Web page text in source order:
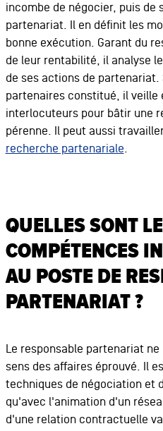
incombe de négocier, puis de
partenariat. Il en définit les
bonne exécution. Garant du
de leur rentabilité, il analyse
de ses actions de partenariat.
partenaires constitué, il veille
interlocuteurs pour bâtir une
pérenne. Il peut aussi
recherche partenariale.
QUELLES SONT
COMPÉTENCES
AU POSTE DE
PARTENARIAT ?
Le responsable partenariat
sens des affaires éprouvé. Il
techniques de négociation et
qu'avec l'animation d'un
d'une relation contractuelle